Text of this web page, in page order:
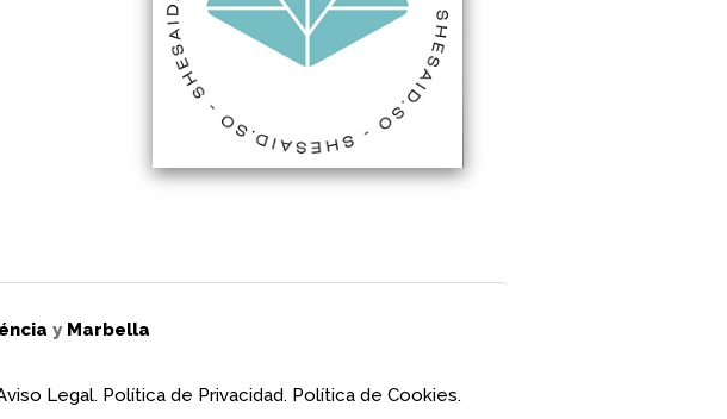
y Marbella
Legal. Política de Privacidad. Política de Cookies.